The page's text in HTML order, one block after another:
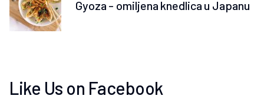
Gyoza - omiljena knedlica u Japanu
Like Us on Facebook